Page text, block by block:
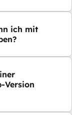
ich mit
Version